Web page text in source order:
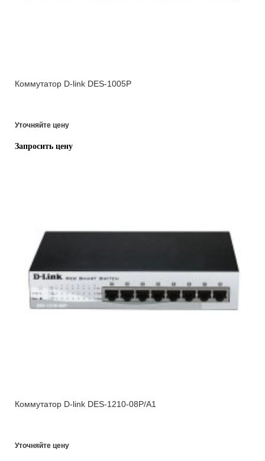
Коммутатор D-link DES-1005P
Уточняйте цену
Запросить цену
Коммутатор D-link DES-1210-08P/A1
Уточняйте цену